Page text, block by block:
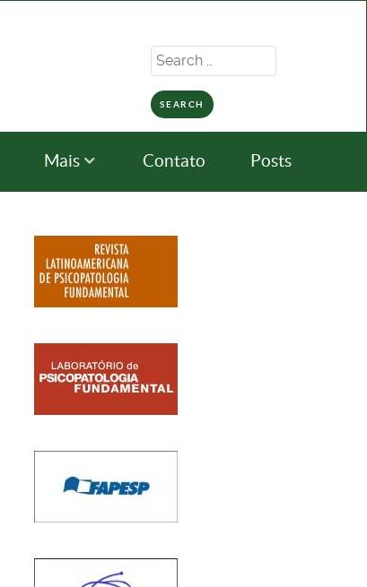
Search
for:
Mais Contato Posts